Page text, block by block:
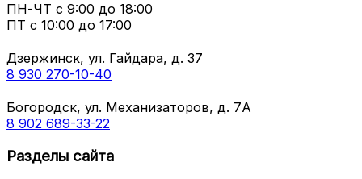
ПН-ЧТ с 9:00 до 18:00
ПТ с 10:00 до 17:00
Дзержинск, ул. Гайдара, д. 37
8 930 270-10-40
Богородск, ул. Механизаторов, д. 7А
8 902 689-33-22
Разделы сайта